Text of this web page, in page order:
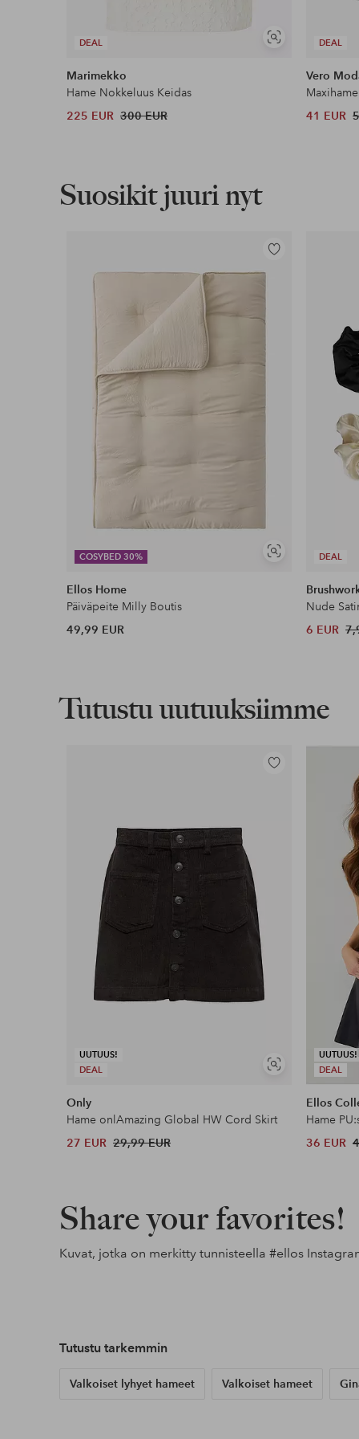
DEAL
Näytä
Marimekko
Hame Nokkeluus Keidas
225 EUR 300 EUR
DEAL
Vero
41 EUR
Suosikit juuri nyt
COSYBED 30%
Näytä
Lisää
suosikkeihin
Ellos Home
Päiväpeite Milly Boutis
49,99 EUR
DEAL
Nude
6 EUR
Tutustu uutuuksiimme
UUTUUS!
DEAL
Näytä
samankaltaisia
Lisää
Only
Hame onlAmazing Global HW Cord Skirt
27 EUR 29,99 EUR
UUTUUS!
DEAL
Ellos
Hame
36 EUR
Share your favorites!
Kuvat, jotka on merkitty tunnisteella #ellos
Tutustu tarkemmin
Valkoiset lyhyet hameet Valkoiset hameet